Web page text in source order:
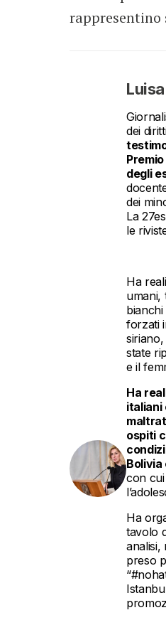
dei
degli
dei
La
le
Ha
umani,
forzati
state
e il
Ha
italiani
ospiti
Bolivia
con cui
Ha
tavolo
analisi,
preso